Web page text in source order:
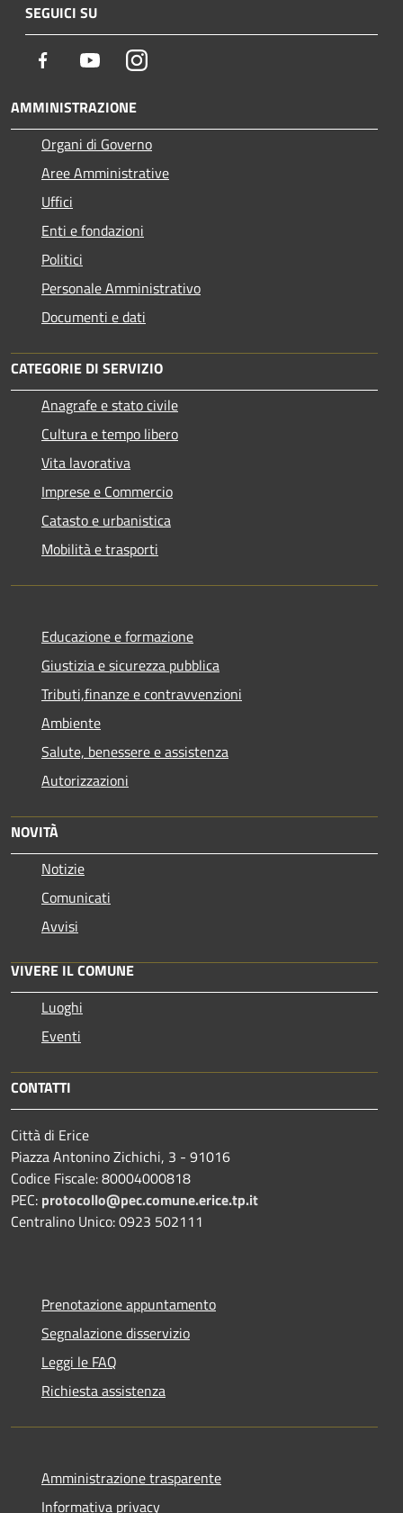
SEGUICI SU
Facebook YoutubeInstagram
AMMINISTRAZIONE
Organi di Governo
Aree Amministrative
Uffici
Enti e fondazioni
Politici
Personale Amministrativo
Documenti e dati
CATEGORIE DI SERVIZIO
Anagrafe e stato civile
Cultura e tempo libero
Vita lavorativa
Imprese e Commercio
Catasto e urbanistica
Mobilità e trasporti
Educazione e formazione
Giustizia e sicurezza pubblica
Tributi,finanze e contravvenzioni
Ambiente
Salute, benessere e assistenza
Autorizzazioni
NOVITÀ
Notizie
Comunicati
Avvisi
VIVERE IL COMUNE
Luoghi
Eventi
CONTATTI
Città di Erice
Piazza Antonino Zichichi, 3 - 91016
Codice Fiscale: 80004000818
PEC: protocollo@pec.comune.erice.tp.it
Centralino Unico: 0923 502111
Prenotazione appuntamento
Segnalazione disservizio
Leggi le FAQ
Richiesta assistenza
Amministrazione trasparente
Informativa privacy